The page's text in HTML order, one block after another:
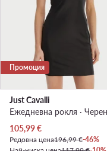
Промоция
Just Cavalli
Актуална цена
105,99€
Редовна цена196,99 €-46%